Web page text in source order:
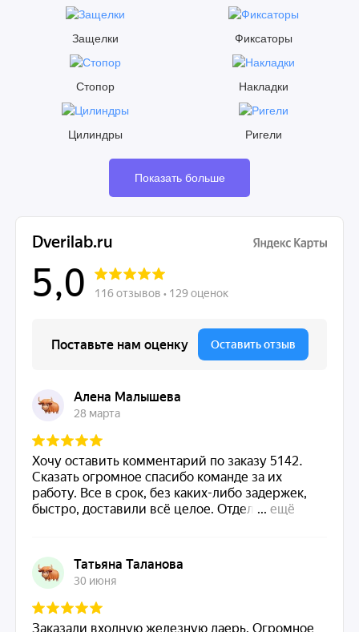
Защелки Фиксаторы
Стопор Накладки
Цилиндры Ригели
Показать больше